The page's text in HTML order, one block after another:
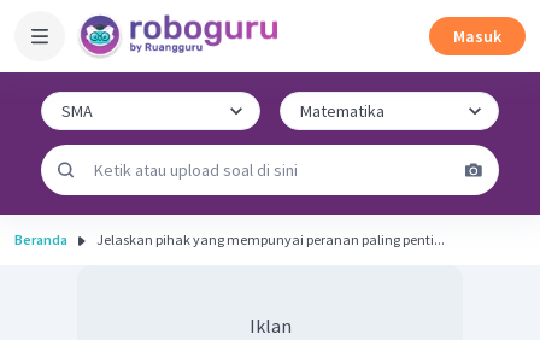
Masuk
Beranda Jelaskan pihak yang mempunyai peranan paling penti...
Iklan